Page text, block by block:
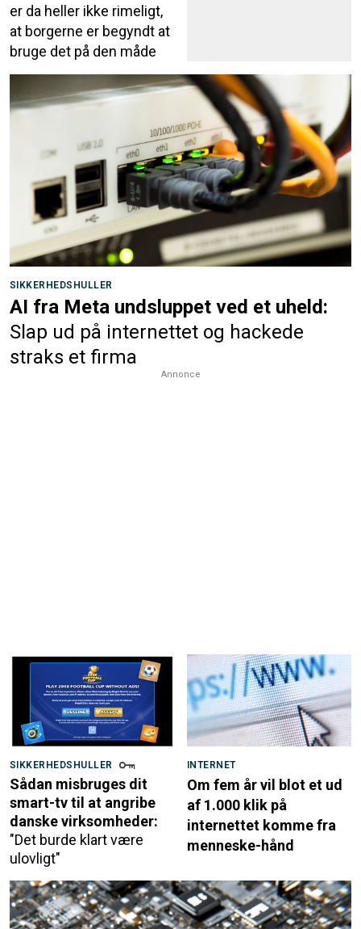
er da heller ikke rimeligt,
at borgerne er begyndt at
bruge det på den måde
SIKKERHEDSHULLER
AI fra Meta undsluppet ved et uheld:
Slap ud på internettet og hackede
straks et firma
Annonce
SIKKERHEDSHULLER
Sådan misbruges dit
smart-tv til at angribe
danske virksomheder:
"Det burde klart være
ulovligt"
INTERNET
Om fem år vil blot et ud
af 1.000 klik på
internettet komme fra
menneske-hånd